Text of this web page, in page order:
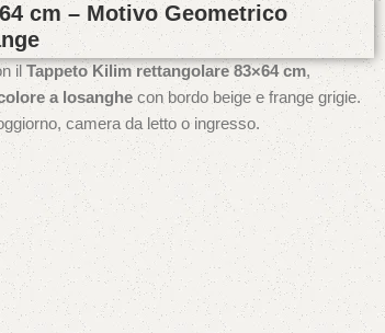
cm – Motivo Geometrico
il Tappeto Kilim rettangolare 83×64 cm,
a losanghecon bordo beige e frange grigie.
camera da letto o ingresso.